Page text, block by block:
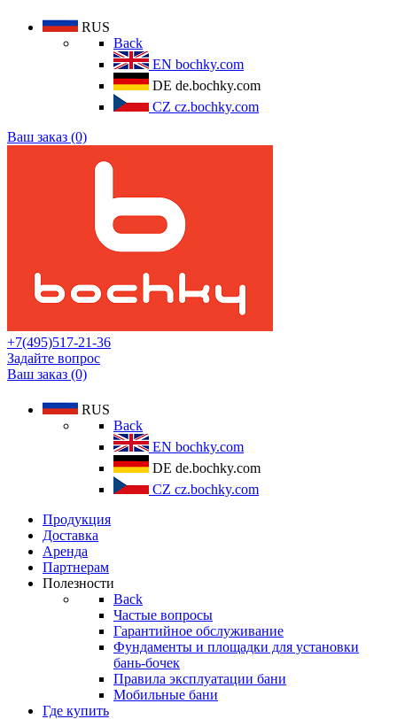
RUS
Back
EN bochky.com
DE de.bochky.com
CZ cz.bochky.com
Ваш заказ (0)
+7(495)517-21-36
Задайте вопрос
Ваш заказ (0)
RUS
Back
EN bochky.com
DE de.bochky.com
CZ cz.bochky.com
Продукция
Доставка
Аренда
Партнерам
Полезности
Back
Частые вопросы
Гарантийное обслуживание
Фундаменты и площадки для установки
бань-бочек
Правила эксплуатации бани
Мобильные бани
Где купить